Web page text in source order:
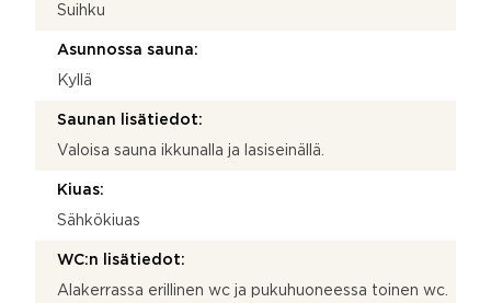
Suihku
Asunnossa sauna:
Kyllä
Saunan lisätiedot:
Valoisa sauna ikkunalla ja lasiseinällä.
Kiuas:
Sähkökiuas
WC:n lisätiedot:
Alakerrassa erillinen wc ja pukuhuoneessa toinen wc.